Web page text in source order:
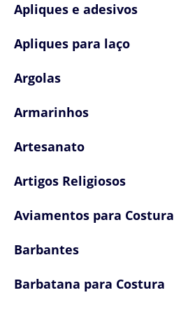
Apliques e adesivos
Apliques para laço
Argolas
Armarinhos
Artesanato
Artigos Religiosos
Aviamentos para Costura
Barbantes
Barbatana para Costura